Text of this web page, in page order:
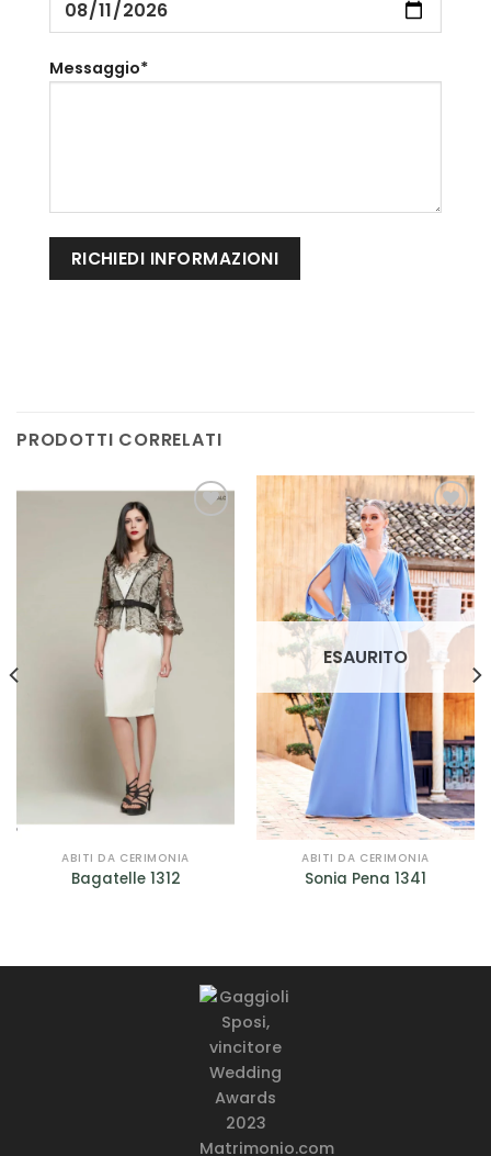
Messaggio*
PRODOTTI CORRELATI
AGGIUNGI
ALLA TUA
LISTA DEI
DESIDERI
ABITI DA CERIMONIA
Bagatelle 1312
AGGIUNGI
ALLA TUA
LISTA DEI
DESIDERI
ESAURITO
ABITI DA CERIMONIA
Sonia Pena 1341